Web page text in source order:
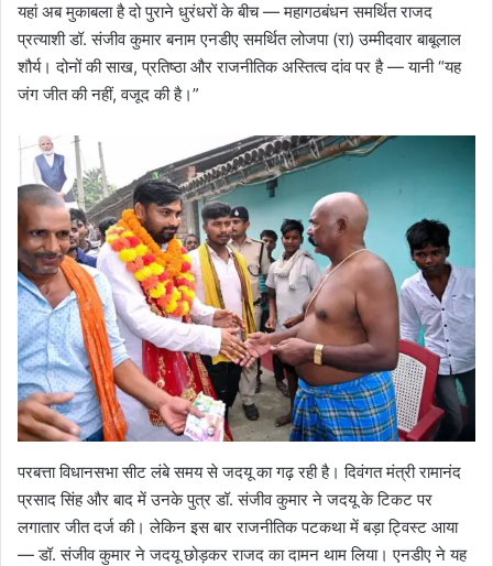
यहां अब मुकाबला है दो पुराने धुरंधरों के बीच — महागठबंधन समर्थित राजद
प्रत्याशी डॉ. संजीव कुमार बनाम एनडीए समर्थित लोजपा (रा) उम्मीदवार बाबूलाल
शौर्य। दोनों की साख, प्रतिष्ठा और राजनीतिक अस्तित्व दांव पर है — यानी “यह
जंग जीत की नहीं, वजूद की है।”
परबत्ता विधानसभा सीट लंबे समय से जदयू का गढ़ रही है। दिवंगत मंत्री रामानंद
प्रसाद सिंह और बाद में उनके पुत्र डॉ. संजीव कुमार ने जदयू के टिकट पर
लगातार जीत दर्ज की। लेकिन इस बार राजनीतिक पटकथा में बड़ा ट्विस्ट आया
— डॉ. संजीव कुमार ने जदयू छोड़कर राजद का दामन थाम लिया।‌ एनडीए ने यह